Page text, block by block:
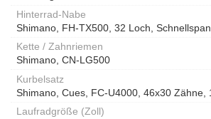
Hinterrad-Nabe
Shimano, FH-TX500, 32 Loch,
Kette / Zahnriemen
Shimano, CN-LG500
Kurbelsatz
Shimano, Cues, FC-U4000, 46x30 Zähne,
Laufradgröße (Zoll)